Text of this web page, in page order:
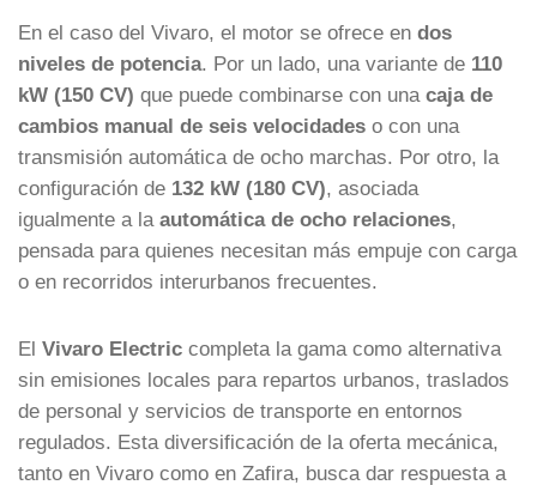
En el caso del Vivaro, el motor se ofrece en dos
niveles de potencia. Por un lado, una variante de 110
kW (150 CV) que puede combinarse con una caja de
cambios manual de seis velocidades o con una
transmisión automática de ocho marchas. Por otro, la
configuración de 132 kW (180 CV), asociada
igualmente a la automática de ocho relaciones,
pensada para quienes necesitan más empuje con carga
o en recorridos interurbanos frecuentes.
El Vivaro Electric completa la gama como alternativa
sin emisiones locales para repartos urbanos, traslados
de personal y servicios de transporte en entornos
regulados. Esta diversificación de la oferta mecánica,
tanto en Vivaro como en Zafira, busca dar respuesta a